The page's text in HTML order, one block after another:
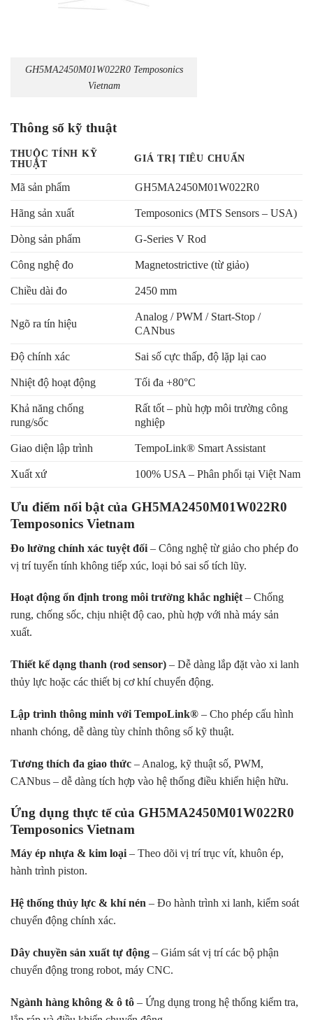
GH5MA2450M01W022R0 Temposonics
Vietnam
Thông số kỹ thuật
THUỘC TÍNH KỸ
THUẬT
GIÁ TRỊ TIÊU CHUẨN
Mã sản phẩm GH5MA2450M01W022R0
Hãng sản xuất Temposonics (MTS Sensors – USA)
Dòng sản phẩm G-Series V Rod
Công nghệ đo Magnetostrictive (từ giảo)
Chiều dài đo 2450 mm
Ngõ ra tín hiệu
Analog / PWM / Start-Stop /
CANbus
Độ chính xác Sai số cực thấp, độ lặp lại cao
Nhiệt độ hoạt động Tối đa +80°C
Khả năng chống
rung/sốc
Rất tốt – phù hợp môi trường công
nghiệp
Giao diện lập trình TempoLink® Smart Assistant
Xuất xứ 100% USA – Phân phối tại Việt Nam
Ưu điểm nổi bật của GH5MA2450M01W022R0
Temposonics Vietnam
Đo lường chính xác tuyệt đối – Công nghệ từ giảo cho phép đo
vị trí tuyến tính không tiếp xúc, loại bỏ sai số tích lũy.
Hoạt động ổn định trong môi trường khắc nghiệt– Chống
rung, chống sốc, chịu nhiệt độ cao, phù hợp với nhà máy sản
xuất.
Thiết kế dạng thanh (rod sensor) – Dễ dàng lắp đặt vào xi lanh
thủy lực hoặc các thiết bị cơ khí chuyển động.
Lập trình thông minh với TempoLink® – Cho phép cấu hình
nhanh chóng, dễ dàng tùy chỉnh thông số kỹ thuật.
Tương thích đa giao thức – Analog, kỹ thuật số, PWM,
CANbus – dễ dàng tích hợp vào hệ thống điều khiển hiện hữu.
Ứng dụng thực tế của GH5MA2450M01W022R0
Temposonics Vietnam
Máy ép nhựa & kim loại – Theo dõi vị trí trục vít, khuôn ép,
hành trình piston.
Hệ thống thủy lực & khí nén – Đo hành trình xi lanh, kiểm soát
chuyển động chính xác.
Dây chuyền sản xuất tự động – Giám sát vị trí các bộ phận
chuyển động trong robot, máy CNC.
Ngành hàng không & ô tô – Ứng dụng trong hệ thống kiểm tra,